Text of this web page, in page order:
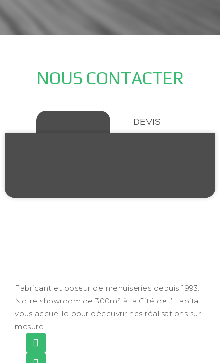
NOUS CONTACTER
DEVIS
Fabricant et poseur de menuiseries depuis 1993.
Notre showroom de 300m² à la Cité de l’Habitat
vous accueille pour découvrir nos réalisations sur
mesure.